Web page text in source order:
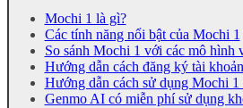
Mochi 1 là gì?
Các tính năng nổi bật của Mochi 1
So sánh Mochi 1 với các mô hình
Hướng dẫn cách đăng ký tài
Hướng dẫn cách sử dụng Mochi
Genmo AI có miễn phí sử dụng